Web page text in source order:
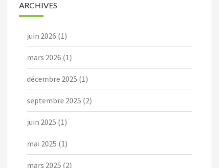
ARCHIVES
juin 2026 (1)
mars 2026 (1)
décembre 2025 (1)
septembre 2025 (2)
juin 2025 (1)
mai 2025 (1)
mars 2025 (2)